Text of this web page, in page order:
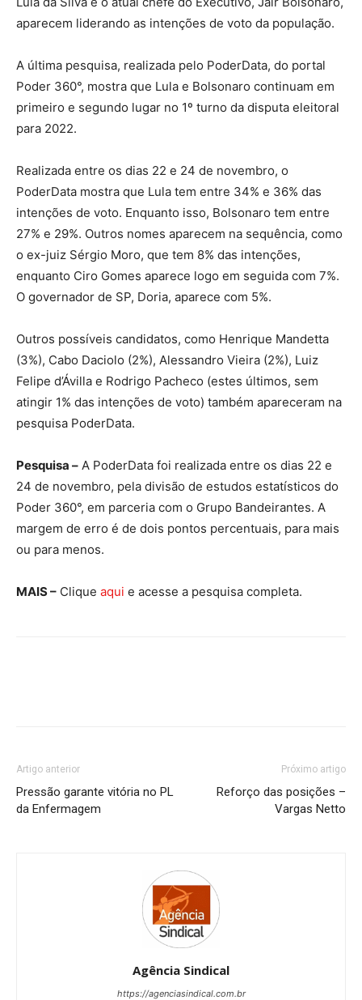
aparecem liderando as intenções de voto da população.
A última pesquisa, realizada pelo PoderData, do portal
Poder 360°, mostra que Lula e Bolsonaro continuam em
primeiro e segundo lugar no 1º turno da disputa eleitoral
para 2022.
Realizada entre os dias 22 e 24 de novembro, o
PoderData mostra que Lula tem entre 34% e 36% das
intenções de voto. Enquanto isso, Bolsonaro tem entre
27% e 29%. Outros nomes aparecem na sequência, como
o ex-juiz Sérgio Moro, que tem 8% das intenções,
enquanto Ciro Gomes aparece logo em seguida com 7%.
O governador de SP, Doria, aparece com 5%.
Outros possíveis candidatos, como Henrique Mandetta
(3%), Cabo Daciolo (2%), Alessandro Vieira (2%), Luiz
Felipe d’Ávilla e Rodrigo Pacheco (estes últimos, sem
atingir 1% das intenções de voto) também apareceram na
pesquisa PoderData.
Pesquisa – A PoderData foi realizada entre os dias 22 e
24 de novembro, pela divisão de estudos estatísticos do
Poder 360°, em parceria com o Grupo Bandeirantes. A
margem de erro é de dois pontos percentuais, para mais
ou para menos.
MAIS – Clique aqui e acesse a pesquisa completa.
Artigo anterior
Pressão garante vitória no PL
da Enfermagem
Próximo artigo
Reforço das posições –
Vargas Netto
Agência Sindical
https://agenciasindical.com.br